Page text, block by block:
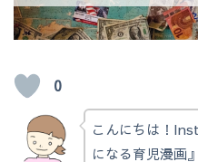
0
こんにちは！
になる育児漫画